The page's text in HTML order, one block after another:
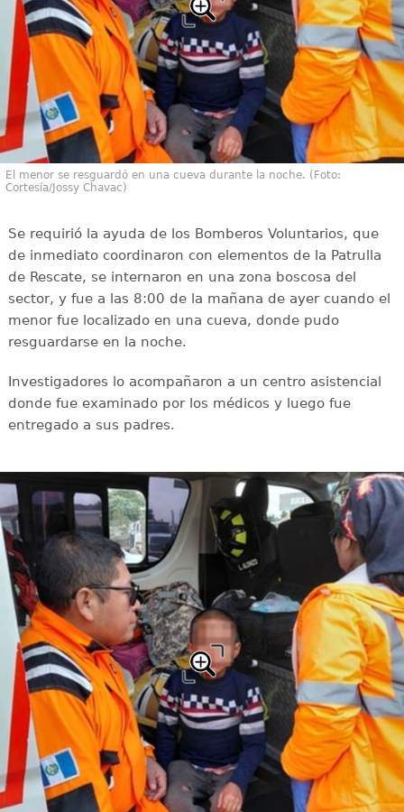
El menor se resguardó en una cueva durante la noche. (Foto:
Cortesía/Jossy Chavac)
Se requirió la ayuda de los Bomberos Voluntarios, que
de inmediato coordinaron con elementos de la Patrulla
de Rescate, se internaron en una zona boscosa del
sector, y fue a las 8:00 de la mañana de ayer cuando el
menor fue localizado en una cueva, donde pudo
resguardarse en la noche.
Investigadores lo acompañaron a un centro asistencial
donde fue examinado por los médicos y luego fue
entregado a sus padres.